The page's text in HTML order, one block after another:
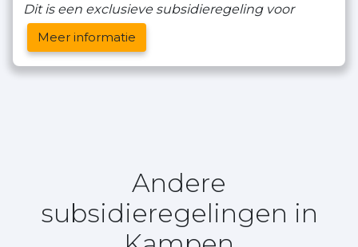
Dit is een exclusieve subsidieregeling voor
Meer informatie
Andere
subsidieregelingen in